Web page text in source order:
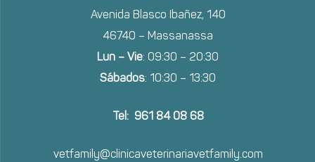
Avenida Blasco Ibañez, 140
46740 – Massanassa
Lun – Vie: 09:30 – 20:30
Sábados: 10:30 – 13:30
Tel: 961 84 08 68
vetfamily@clinicaveterinariavetfamily.com